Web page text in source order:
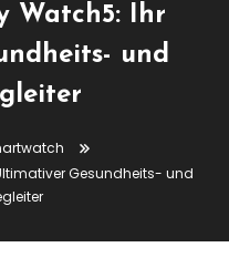
Watch5: Ihr
und
Gesundheits- und